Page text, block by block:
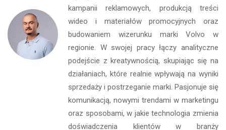
kampanii reklamowych, produkcją treści
wideo i materiałów promocyjnych oraz
budowaniem wizerunku marki Volvo w
regionie. W swojej pracy łączy analityczne
podejście z kreatywnością, skupiając się na
działaniach, które realnie wpływają na wyniki
sprzedaży i postrzeganie marki. Pasjonuje się
komunikacją, nowymi trendami w marketingu
oraz sposobami, w jakie technologia zmienia
doświadczenia klientów w branży